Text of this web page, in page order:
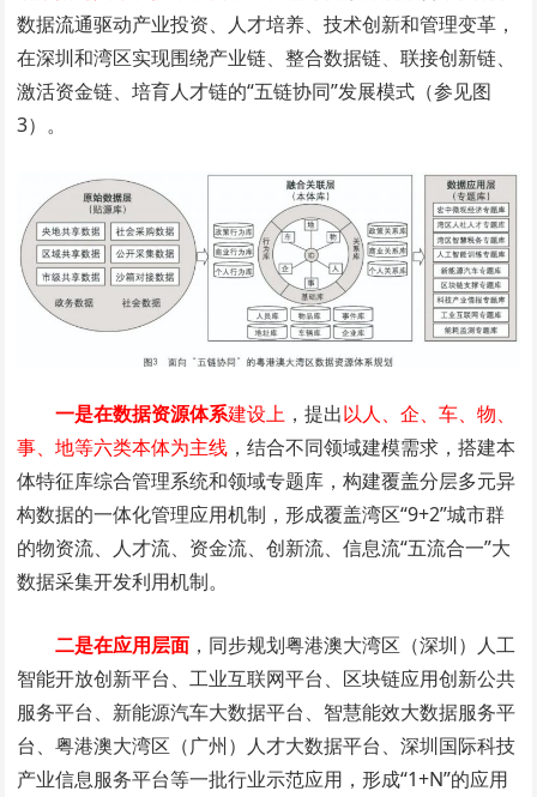
数据流通驱动产业投资、人才培养、技术创新和管理变革，
在深圳和湾区实现围绕产业链、整合数据链、联接创新链、
激活资金链、培育人才链的“五链协同”发展模式（参见图
3）。
一是在数据资源体系建设上 ，提出以人、企、车、物、
事、地等六类本体为主线 ，结合不同领域建模需求，搭建本
体特征库综合管理系统和领域专题库，构建覆盖分层多元异
构数据的一体化管理应用机制，形成覆盖湾区“9+2”城市群
的物资流、人才流、资金流、创新流、信息流“五流合一”大
数据采集开发利用机制。
二是在应用层面 ，同步规划粤港澳大湾区（深圳）人工
智能开放创新平台、工业互联网平台、区块链应用创新公共
服务平台、新能源汽车大数据平台、智慧能效大数据服务平
台、粤港澳大湾区（广州）人才大数据平台、深圳国际科技
产业信息服务平台等一批行业示范应用，形成“1+N”的应用